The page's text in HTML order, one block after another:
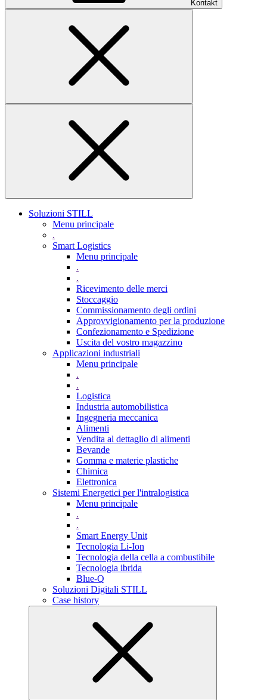
Kontakt
Soluzioni STILL
Menu principale
.
Smart Logistics
Menu principale
.
.
Ricevimento delle merci
Stoccaggio
Commissionamento degli ordini
Approvvigionamento per la produzione
Confezionamento e Spedizione
Uscita del vostro magazzino
Applicazioni industriali
Menu principale
.
.
Logistica
Industria automobilistica
Ingegneria meccanica
Alimenti
Vendita al dettaglio di alimenti
Bevande
Gomma e materie plastiche
Chimica
Elettronica
Sistemi Energetici per l'intralogistica
Menu principale
.
.
Smart Energy Unit
Tecnologia Li-Ion
Tecnologia della cella a combustibile
Tecnologia ibrida
Blue-Q
Soluzioni Digitali STILL
Case history